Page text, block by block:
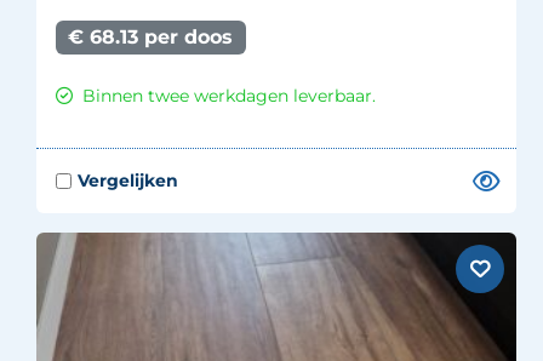
€ 68.13 per doos
Binnen twee werkdagen leverbaar.